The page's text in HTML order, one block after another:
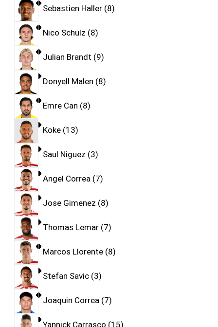
Sebastien Haller 8
Nico Schulz 8
Julian Brandt 9
Donyell Malen 8
Emre Can 8
Koke 13
Saul Niguez 3
Angel Correa 7
Jose Gimenez 8
Thomas Lemar 7
Marcos Llorente 8
Stefan Savic 3
Joaquin Correa 7
Yannick Carrasco 15